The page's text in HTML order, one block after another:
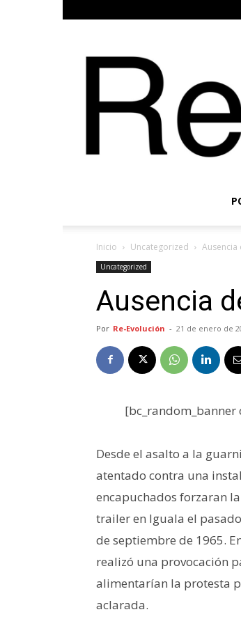
Inicio Uncategorized Ausencia
Uncategorized
Ausencia
Por Re-Evolución - 21 de enero de
Desde el asalto a la
atentado contra una
encapuchados forzaran
trailer en Iguala el
de septiembre de 1965.
realizó una provocación
alimentarían la protesta
aclarada.